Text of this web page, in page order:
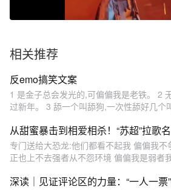
相关推荐
反emo搞笑文案
1 是金子总会发光的,可偏偏我是老铁。 2
过新年。 3 舔一个叫舔狗,一次性舔好几个
从甜蜜暴击到相爱相杀！“苏超”拉歌
专门送给大恐龙:他们都看不起我 偏偏我不
正也上不去强者从不怨环境 偏偏我是弱者
深读｜见证评论区的力量：“一人一票